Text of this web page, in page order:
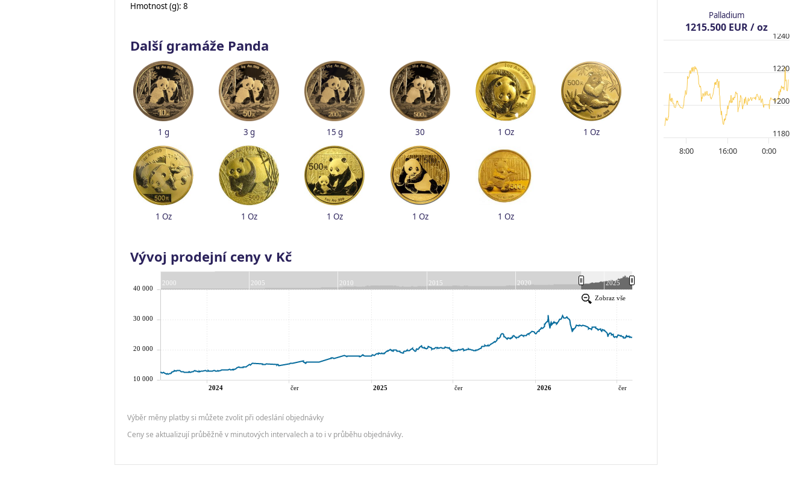
Hmotnost (g): 8
Další gramáže Panda
1 g 3 g 15 g 30 1 Oz 1 Oz
1 Oz 1 Oz 1 Oz 1 Oz 1 Oz
Vývoj prodejní ceny v Kč
Výběr měny platby si můžete zvolit při odeslání objednávky
Ceny se aktualizují průběžně v minutových intervalech a to i v průběhu objednávky.
Palladium
1215.500 EUR / oz
8:00 16:00 0:00
1180
1200
1220
1240